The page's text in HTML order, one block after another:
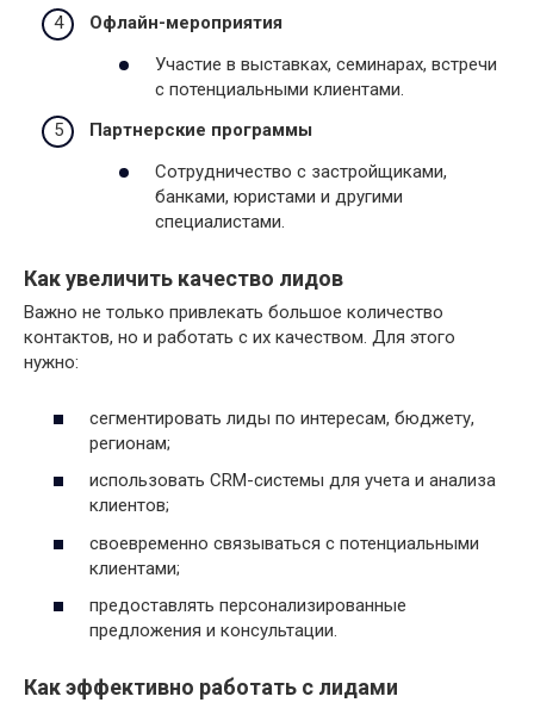
Офлайн-мероприятия
Участие в выставках, семинарах, встречи
с потенциальными клиентами.
Партнерские программы
Сотрудничество с застройщиками,
банками, юристами и другими
специалистами.
Как увеличить качество лидов
Важно не только привлекать большое количество
контактов, но и работать с их качеством. Для этого
нужно:
сегментировать лиды по интересам, бюджету,
регионам;
использовать CRM-системы для учета и анализа
клиентов;
своевременно связываться с потенциальными
клиентами;
предоставлять персонализированные
предложения и консультации.
Как эффективно работать с лидами